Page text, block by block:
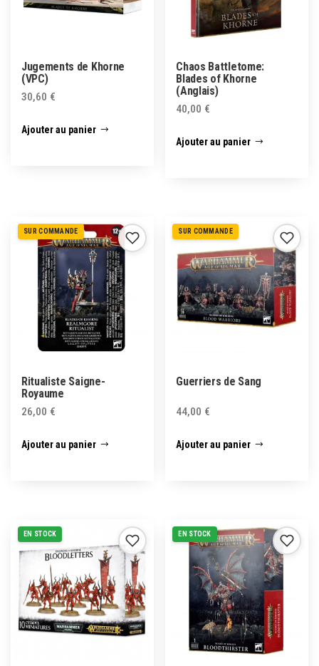
Jugements de Khorne
(VPC)
30,60 €
Ajouter au panier
Chaos Battletome:
Blades of Khorne
(Anglais)
40,00 €
Ajouter au panier
SUR COMMANDE
Ritualiste Saigne-
Royaume
26,00 €
Ajouter au panier
SUR COMMANDE
Guerriers de Sang
44,00 €
Ajouter au panier
EN STOCK EN STOCK